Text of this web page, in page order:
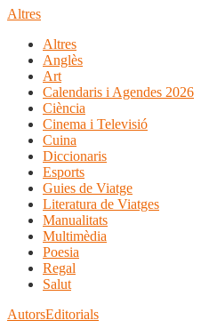
Altres
Altres
Anglès
Art
Calendaris i Agendes 2026
Ciència
Cinema i Televisió
Cuina
Diccionaris
Esports
Guies de Viatge
Literatura de Viatges
Manualitats
Multimèdia
Poesia
Regal
Salut
AutorsEditorials